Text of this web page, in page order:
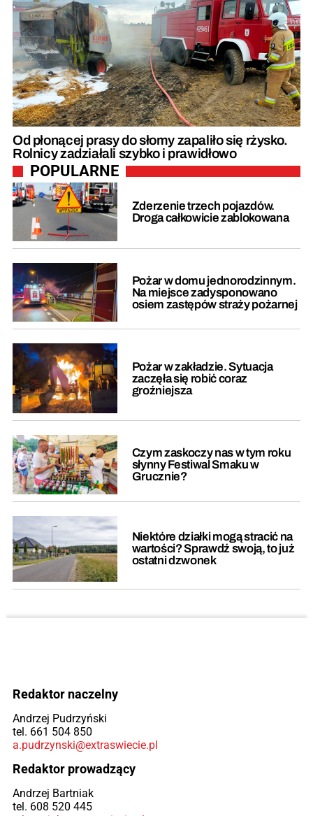
Od płonącej prasy do słomy zapaliło się rżysko.
Rolnicy zadziałali szybko i prawidłowo
POPULARNE
Zderzenie trzech pojazdów.
Droga całkowicie zablokowana
Pożar w domu jednorodzinnym.
Na miejsce zadysponowano
osiem zastępów straży pożarnej
Pożar w zakładzie. Sytuacja
zaczęła się robić coraz
groźniejsza
Czym zaskoczy nas w tym roku
słynny Festiwal Smaku w
Grucznie?
Niektóre działki mogą stracić na
wartości? Sprawdź swoją, to już
ostatni dzwonek
Redaktor naczelny
Andrzej Pudrzyński
tel. 661 504 850
a.pudrzynski@extraswiecie.pl
Redaktor prowadzący
Andrzej Bartniak
tel. 608 520 445